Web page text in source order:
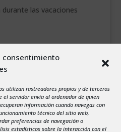
consentimiento
utilizan rastreadores propios y de terceros
el servidor envía al ordenador de quien
información cuando navegas con
técnico del sitio web,
preferencias de navegación o
estadísticos sobre la interacción con el
las vacaciones
V S
7 8
9
14 15
16
21 22
23